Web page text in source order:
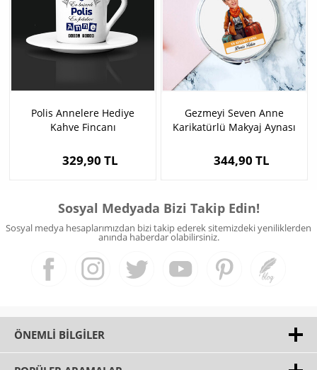
Polis Annelere Hediye
Kahve Fincanı
329,90 TL
Gezmeyi Seven Anne
Karikatürlü Makyaj Aynası
344,90 TL
Sosyal Medyada Bizi Takip Edin!
Sosyal medya hesaplarımızdan bizi takip ederek sitemizdeki yeniliklerden
anında haberdar olabilirsiniz.
ÖNEMLI BILGILER